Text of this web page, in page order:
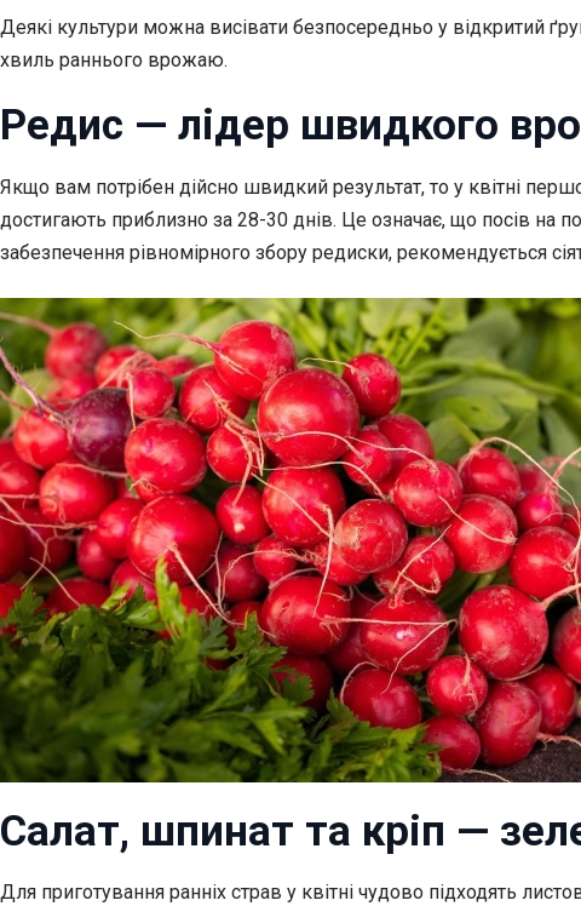
Деякі культури можна висівати безпосередньо у відкритий
хвиль раннього врожаю.
Редис — лідер швидкого
Якщо вам потрібен дійсно швидкий результат, то у квітні
достигають приблизно за 28-30 днів. Це означає, що посів на
забезпечення рівномірного збору редиски, рекомендується
Салат, шпинат та кріп —
Для приготування ранніх страв у квітні чудово підходять